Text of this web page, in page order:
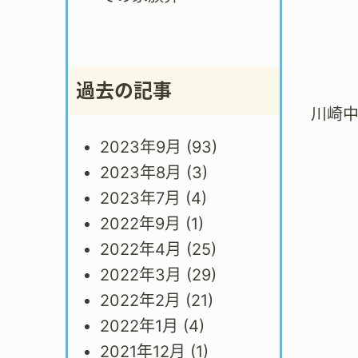
過去の記事
2023年9月 (93)
2023年8月 (3)
2023年7月 (4)
2022年9月 (1)
2022年4月 (25)
2022年3月 (29)
2022年2月 (21)
2022年1月 (4)
2021年12月 (1)
川崎